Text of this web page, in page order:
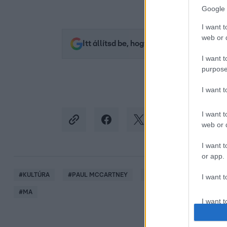
Google
I want
web or
I want
I want
I want
web or
I want
or app.
I want
I want
Itt állítsd be, hogy az RTL.hu az elsők
#KULTÚRA #PAUL MCCARTNEY JOHN
#MA